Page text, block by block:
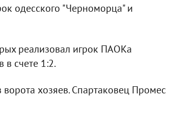
одесского "Черноморца" и
реализовал игрок ПАОКа
в счете 1:2.
хозяев. Спартаковец Промес